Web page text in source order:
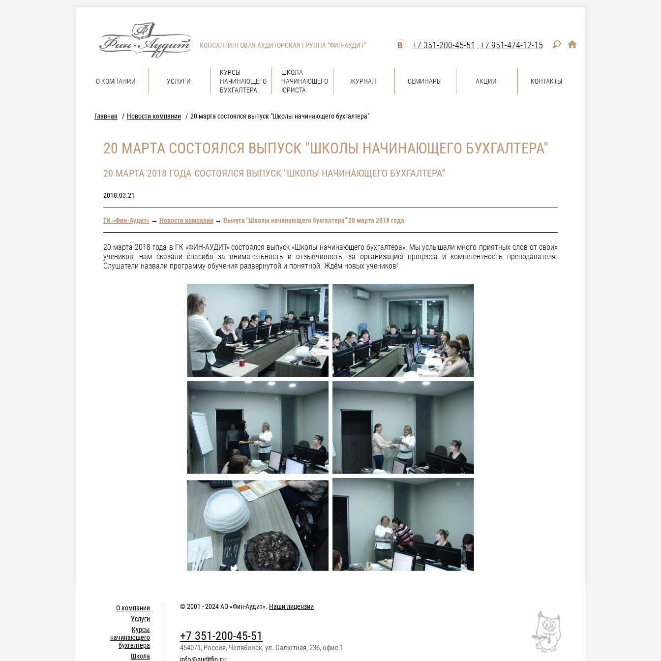
КОНСАЛТИНГОВАЯ АУДИТОРСКАЯ ГРУППА "ФИН-АУДИТ" +7 351-200-45-51 ,+7 951-474-12-15
О КОМПАНИИ УСЛУГИ
КУРСЫ
НАЧИНАЮЩЕГО
БУХГАЛТЕРА
ШКОЛА
НАЧИНАЮЩЕГО
ЮРИСТА
ЖУРНАЛ СЕМИНАРЫ АКЦИИ КОНТАКТЫ
Главная Новости компании 20 марта состоялся выпуск "Школы начинающего бухгалтера"
20 МАРТА СОСТОЯЛСЯ ВЫПУСК "ШКОЛЫ НАЧИНАЮЩЕГО БУХГАЛТЕРА"
20 МАРТА 2018 ГОДА СОСТОЯЛСЯ ВЫПУСК "ШКОЛЫ НАЧИНАЮЩЕГО БУХГАЛТЕРА"
2018.03.21
ГК «Фин-Аудит» → Новости компании → Выпуск "Школы начинающего бухгалтера" 20 марта 2018 года
20 марта 2018 года в ГК «ФИН-АУДИТ» состоялся выпуск «Школы начинающего бухгалтера». Мы услышали много приятных слов от своих
учеников, нам сказали спасибо за внимательность и отзывчивость, за организацию процесса и компетентность преподавателя.
Слушатели назвали программу обучения развернутой и понятной. Ждём новых учеников!
О компании
Услуги
Курсы
начинающего
бухгалтера
Школа
© 2001 - 2024АО «Фин-Аудит». Наши лицензии
+7 351-200-45-51
454071, Россия, Челябинск,ул. Салютная, 23б, офис 1